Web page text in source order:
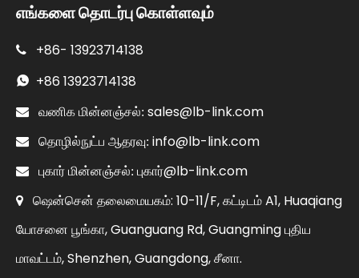
எங்களை தொடர்பு கொள்ளவும்
 +86- 13923714138
 +86 13923714138
 வணிக மின்னஞ்சல்: sales@lb-link.com
 தொழில்நுட்ப ஆதரவு: info@lb-link.com
 புகார் மின்னஞ்சல்: புகார்@lb-link.com
 ஷென்சென் தலைமையகம்: 10-11/F, கட்டிடம் A1, Huaqiang
யோசனை பூங்கா, Guanguang Rd, Guangming புதிய
மாவட்டம், Shenzhen, Guangdong, சீனா.